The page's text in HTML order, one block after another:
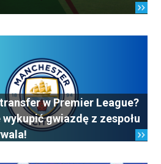
w Premier League?
gwiazdę z zespołu